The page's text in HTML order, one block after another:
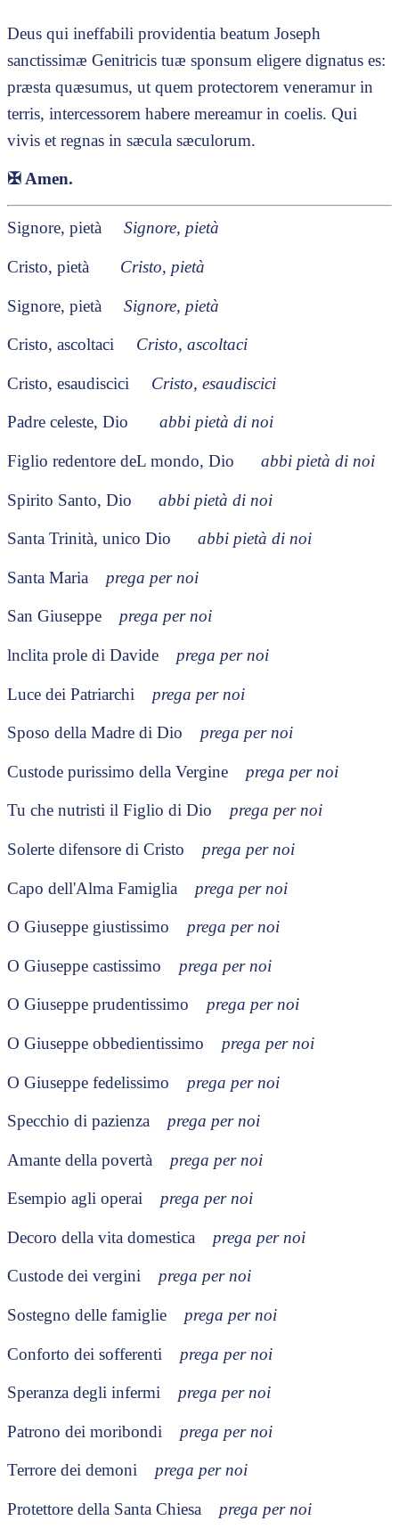
Deus qui ineffabili providentia beatum Joseph
sanctissimæ Genitricis tuæ sponsum eligere dignatus es:
præsta quæsumus, ut quem protectorem veneramur in
terris, intercessorem habere mereamur in coelis. Qui
vivis et regnas in sæcula sæculorum.
✠Amen.
Signore, pietà Signore, pietà
Cristo, pietà Cristo, pietà
Signore, pietà Signore, pietà
Cristo, ascoltaci Cristo, ascoltaci
Cristo, esaudiscici Cristo, esaudiscici
Padre celeste, Dio abbi pietà di noi
Figlio redentore deL mondo, Dio abbi pietà di noi
Spirito Santo, Dio abbi pietà di noi
Santa Trinità, unico Dio abbi pietà di noi
Santa Maria prega per noi
San Giuseppe prega per noi
lnclita prole di Davide prega per noi
Luce dei Patriarchi prega per noi
Sposo della Madre di Dio prega per noi
Custode purissimo della Vergine prega per noi
Tu che nutristi il Figlio di Dio prega per noi
Solerte difensore di Cristo prega per noi
Capo dell'Alma Famiglia prega per noi
O Giuseppe giustissimo prega per noi
O Giuseppe castissimo prega per noi
O Giuseppe prudentissimo prega per noi
O Giuseppe obbedientissimo prega per noi
O Giuseppe fedelissimo prega per noi
Specchio di pazienza prega per noi
Amante della povertà prega per noi
Esempio agli operai prega per noi
Decoro della vita domestica prega per noi
Custode dei vergini prega per noi
Sostegno delle famiglie prega per noi
Conforto dei sofferenti prega per noi
Speranza degli infermi prega per noi
Patrono dei moribondi prega per noi
Terrore dei demoni prega per noi
Protettore della Santa Chiesa prega per noi